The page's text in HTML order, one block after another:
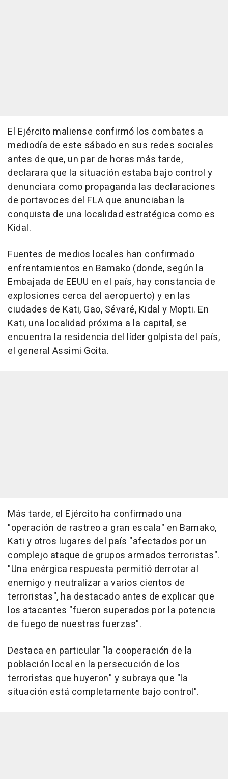
El Ejército maliense confirmó los combates a
mediodía de este sábado en sus redes sociales
antes de que, un par de horas más tarde,
declarara que la situación estaba bajo control y
denunciara como propaganda las declaraciones
de portavoces del FLA que anunciaban la
conquista de una localidad estratégica como es
Kidal.
Fuentes de medios locales han confirmado
enfrentamientos en Bamako (donde, según la
Embajada de EEUU en el país, hay constancia de
explosiones cerca del aeropuerto) y en las
ciudades de Kati, Gao, Sévaré, Kidal y Mopti. En
Kati, una localidad próxima a la capital, se
encuentra la residencia del líder golpista del país,
el general Assimi Goita.
Más tarde, el Ejército ha confirmado una
"operación de rastreo a gran escala" en Bamako,
Kati y otros lugares del país "afectados por un
complejo ataque de grupos armados terroristas".
"Una enérgica respuesta permitió derrotar al
enemigo y neutralizar a varios cientos de
terroristas", ha destacado antes de explicar que
los atacantes "fueron superados por la potencia
de fuego de nuestras fuerzas".
Destaca en particular "la cooperación de la
población local en la persecución de los
terroristas que huyeron" y subraya que "la
situación está completamente bajo control".